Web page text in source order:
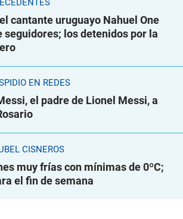
cantante uruguayo Nahuel One
seguidores; los detenidos por la
EN REDES
el padre de Lionel Messi, a
CISNEROS
muy frías con mínimas de 0ºC;
el fin de semana